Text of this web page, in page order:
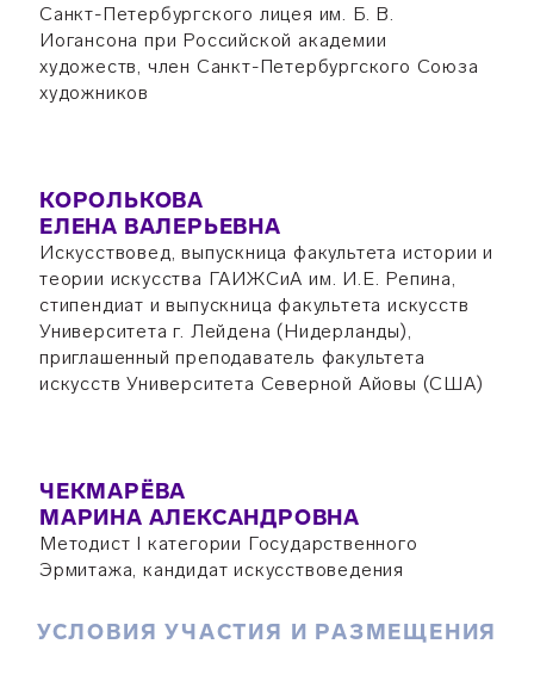
Санкт-Петербургского лицея им. Б. В.
Иогансона при Российской академии
художеств, член Санкт-Петербургского Союза
художников
КОРОЛЬКОВА
ЕЛЕНА ВАЛЕРЬЕВНА
Искусствовед, выпускница факультета истории и
теории искусства ГАИЖСиА им. И.Е. Репина,
стипендиат и выпускница факультета искусств
Университета г. Лейдена (Нидерланды),
приглашенный преподаватель факультета
искусств Университета Северной Айовы (США)
ЧЕКМАРЁВА
МАРИНА АЛЕКСАНДРОВНА
Методист I категории Государственного
Эрмитажа, кандидат искусствоведения
УСЛОВИЯ УЧАСТИЯ И РАЗМЕЩЕНИЯ